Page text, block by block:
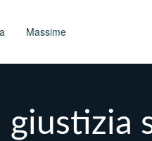
Massime
giustizia